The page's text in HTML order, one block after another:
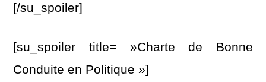
[/su_spoiler]
[su_spoiler title= »Charte de Bonne
Conduite en Politique »]